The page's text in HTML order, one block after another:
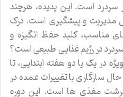
است. این پدیده، هرچند
مدیریت و پیشگیری است. درک
مناسب، کلید حفظ انگیزه و
در رژیم غذایی طبیعی است؟
در یک یا دو هفته ابتدایی، تا
سازگاری با تغییرات عمده در
درشت مغذی ها است. این دوره